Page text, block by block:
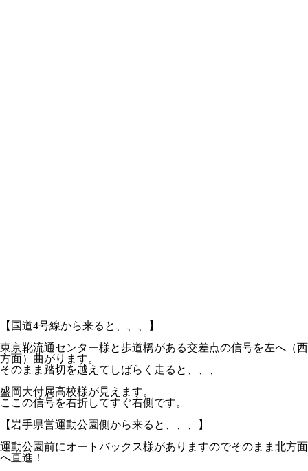
【国道4号線から来ると、、、】
東京靴流通センター様と歩道橋がある交差点の信号を左へ（西
方面）曲がります。
そのまま踏切を越えてしばらく走ると、、、
盛岡大付属高校様が見えます。
ここの信号を右折してすぐ右側です。
【岩手県営運動公園側から来ると、、、】
運動公園前にオートバックス様がありますのでそのまま北方面
へ直進！